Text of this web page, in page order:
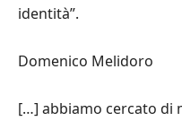
identità”.
Domenico Melidoro
[…] abbiamo cercato di